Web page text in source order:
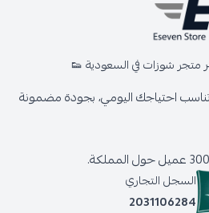
متجر شوزات في السعودية 👟
احتياجك اليومي، بجودة مضمونة
السجل التجاري
2031106284